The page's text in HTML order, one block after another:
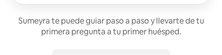
Sumeyra te puede guiar paso a paso y llevarte de tu
primera pregunta a tu primer huésped.